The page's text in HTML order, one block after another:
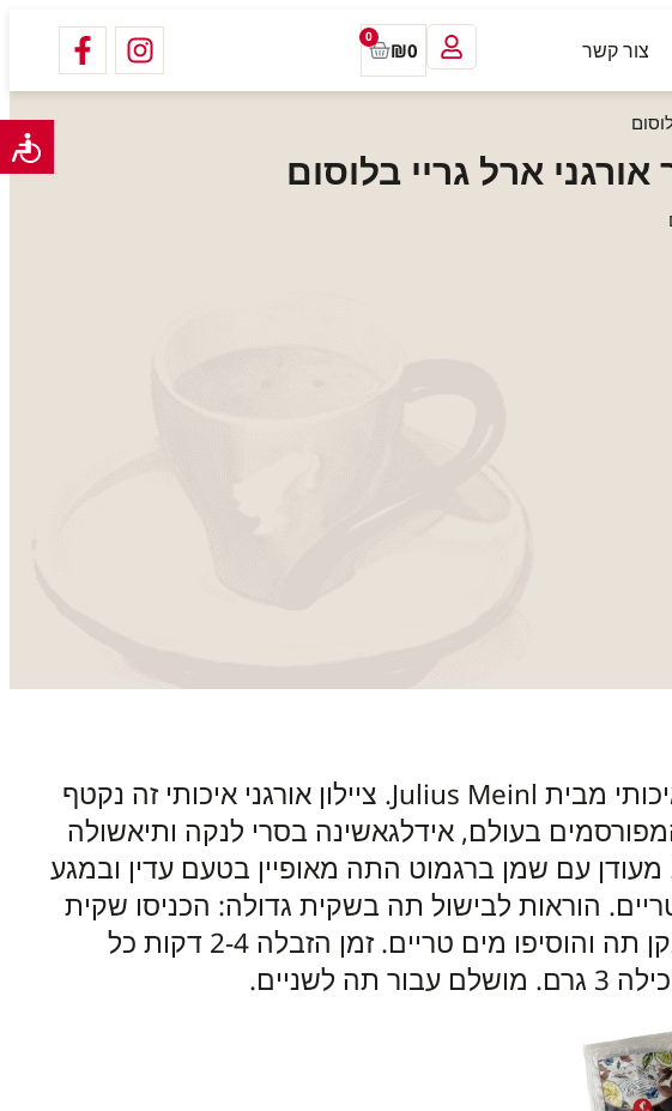
צור קשר ₪0
0
ארל גריי בלוסום
תה אורגני איכותי מבית Julius Meinl. ציילון אורגני איכותי זה נקטף
בעולם, אידלגאשינה בסרי לנקה ותיאשולה
מעודן עם שמן ברגמוט התה מאופיין בטעם עדין ובמגע
הוראות לבישול תה בשקית גדולה: הכניסו שקית
תה לתוך קנקן תה והוסיפו מים טריים. זמן הזבלה 2-4 דקות כל
תה לשניים.